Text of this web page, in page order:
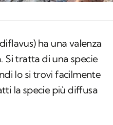
) ha una valenza
Si tratta di una specie
lo si trovi facilmente
la specie più diffusa